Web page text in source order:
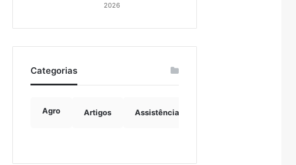
2026
Categorias
Agro Artigos Assistência Social